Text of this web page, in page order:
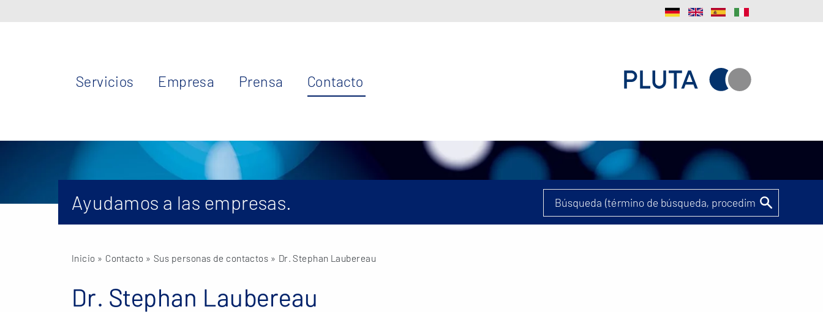
Servicios Empresa Prensa Contacto
Ayudamos a las empresas.
Inicio » Contacto »Sus personas de contactos » Dr. Stephan Laubereau
Dr. Stephan Laubereau